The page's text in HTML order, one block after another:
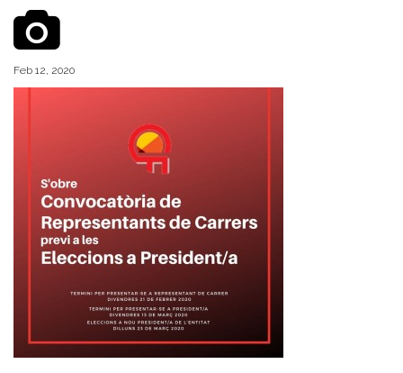
Feb 12, 2020